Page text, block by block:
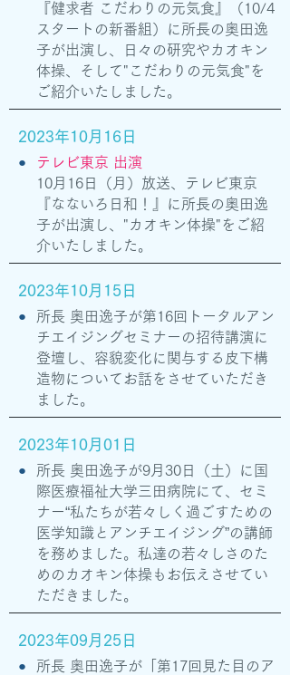
『健求者 こだわりの元気食』（10/4
スタートの新番組）に所長の奥田逸
子が出演し、日々の研究やカオキン
体操、そして"こだわりの元気食"を
ご紹介いたしました。
2023年10月16日
テレビ東京 出演
10月16日（月）放送、テレビ東京
『なないろ日和！』に所長の奥田逸
子が出演し、"カオキン体操"をご紹
介いたしました。
●
2023年10月15日
所長 奥田逸子が第16回トータルアン
チエイジングセミナーの招待講演に
登壇し、容貌変化に関与する皮下構
造物についてお話をさせていただき
ました。
●
2023年10月01日
所長 奥田逸子が9月30日（土）に国
際医療福祉大学三田病院にて、セミ
ナー“私たちが若々しく過ごすための
医学知識とアンチエイジング”の講師
を務めました。私達の若々しさのた
めのカオキン体操もお伝えさせてい
ただきました。
●
2023年09月25日
所長 奥田逸子が「第17回見た目のア
●